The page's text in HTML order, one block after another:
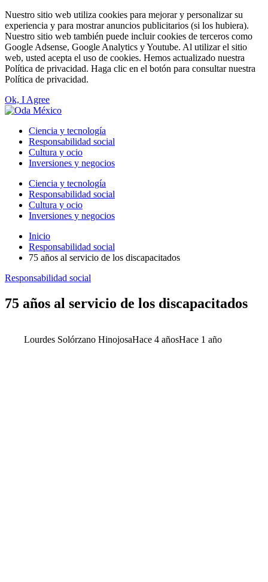
Nuestro sitio web utiliza cookies para mejorar y personalizar su
experiencia y para mostrar anuncios publicitarios (si los hubiera).
Nuestro sitio web también puede incluir cookies de terceros como
Google Adsense, Google Analytics y Youtube. Al utilizar el sitio
web, usted acepta el uso de cookies. Hemos actualizado nuestra
Política de privacidad. Haga clic en el botón para consultar nuestra
Política de privacidad.
Ok, I Agree
Ciencia y tecnología
Responsabilidad social
Cultura y ocio
Inversiones y negocios
Ciencia y tecnología
Responsabilidad social
Cultura y ocio
Inversiones y negocios
Inicio
Responsabilidad social
75 años al servicio de los discapacitados
Responsabilidad social
75 años al servicio de los discapacitados
Lourdes Solórzano HinojosaHace 4 añosHace 1 año